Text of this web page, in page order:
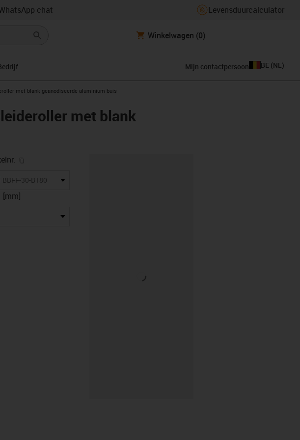
chat Levensduurcalculator
Winkelwagen (0)
Mijn contactpersoon BE (NL )
met blank geanodiseerde aluminium buis
met blank
igus-icon-lieferzeit-dot
BBFF-30-B180
[mm]